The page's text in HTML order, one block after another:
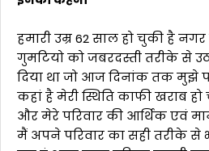
हमारी उम्र 62 साल हो चुकी है नगर
गुमटियो को जबरदस्ती तरीके से
दिया था जो आज दिनांक तक मुझे
कहां है मेरी स्थिति काफी खराब
और मेरे परिवार की आर्थिक एवं
मैं अपने परिवार का सही तरीके से